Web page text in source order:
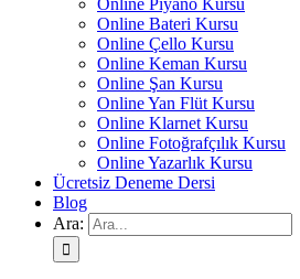
Online Piyano Kursu
Online Bateri Kursu
Online Çello Kursu
Online Keman Kursu
Online Şan Kursu
Online Yan Flüt Kursu
Online Klarnet Kursu
Online Fotoğrafçılık Kursu
Online Yazarlık Kursu
Ücretsiz Deneme Dersi
Blog
Ara: